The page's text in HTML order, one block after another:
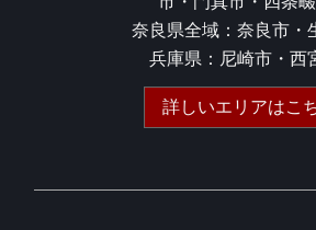
奈良県全域：奈良市・
兵庫県：尼崎市・西
詳しいエリアはこ